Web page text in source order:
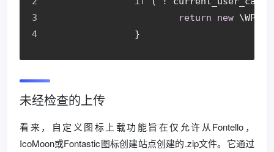
return
new
		}
未经检查的上传
看来，自定义图标上载功能旨在仅允许从Fontello，
IcoMoon或Fontastic图标创建站点创建的.zip文件。它通过